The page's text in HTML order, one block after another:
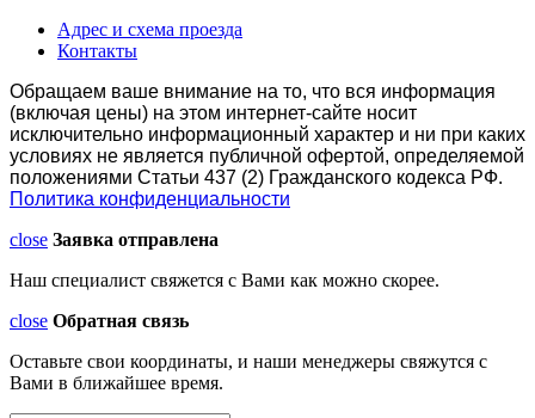
Адрес и схема проезда
Контакты
Обращаем ваше внимание на то, что вся информация
(включая цены) на этом интернет-сайте носит
исключительно информационный характер и ни при каких
условиях не является публичной офертой, определяемой
положениями Статьи 437 (2) Гражданского кодекса РФ.
Политика конфиденциальности
close Заявка отправлена
Наш специалист свяжется с Вами как можно скорее.
close Обратная связь
Оставьте свои координаты, и наши менеджеры свяжутся с
Вами в ближайшее время.